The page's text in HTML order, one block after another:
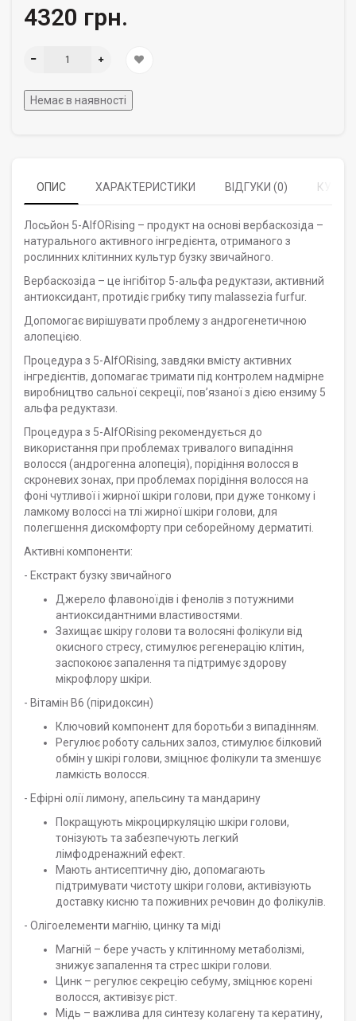
4320 грн.
Немає в наявності
ОПИС ХАРАКТЕРИСТИКИ ВІДГУКИ (0)
Лосьйон 5-AlfORising – продукт на основі вербаскозіда –
натурального активного інгредієнта, отриманого з
рослинних клітинних культур бузку звичайного.
Вербаскозіда – це інгібітор 5-альфа редуктази, активний
антиоксидант, протидіє грибку типу malassezia furfur.
Допомогає вирішувати проблему з андрогенетичною
алопецією.
Процедура з 5-AlfORising, завдяки вмісту активних
інгредієнтів, допомагає тримати під контролем надмірне
виробництво сальної секреції, пов’язаної з дією ензиму 5
альфа редуктази.
Процедура з 5-AlfORising рекомендується до
використання при проблемах тривалого випадіння
волосся (андрогенна алопеція), порідіння волосся в
скроневих зонах, при проблемах порідіння волосся на
фоні чутливої і жирної шкіри голови, при дуже тонкому і
ламкому волоссі на тлі жирної шкіри голови, для
полегшення дискомфорту при себорейному дерматиті.
Активні компоненти:
- Екстракт бузку звичайного
Джерело флавоноїдів і фенолів з потужними
антиоксидантними властивостями.
Захищає шкіру голови та волосяні фолікули від
окисного стресу, стимулює регенерацію клітин,
заспокоює запалення та підтримує здорову
мікрофлору шкіри.
- Вітамін В6 (піридоксин)
Ключовий компонент для боротьби з випадінням.
Регулює роботу сальних залоз, стимулює білковий
обмін у шкірі голови, зміцнює фолікули та зменшує
ламкість волосся.
- Ефірні олії лимону, апельсину та мандарину
Покращують мікроциркуляцію шкіри голови,
тонізують та забезпечують легкий
лімфодренажний ефект.
Мають антисептичну дію, допомагають
підтримувати чистоту шкіри голови, активізують
доставку кисню та поживних речовин до фолікулів.
- Олігоелементи магнію, цинку та міді
Магній – бере участь у клітинному метаболізмі,
знижує запалення та стрес шкіри голови.
Цинк – регулює секрецію себуму, зміцнює корені
волосся, активізує ріст.
Мідь – важлива для синтезу колагену та кератину,